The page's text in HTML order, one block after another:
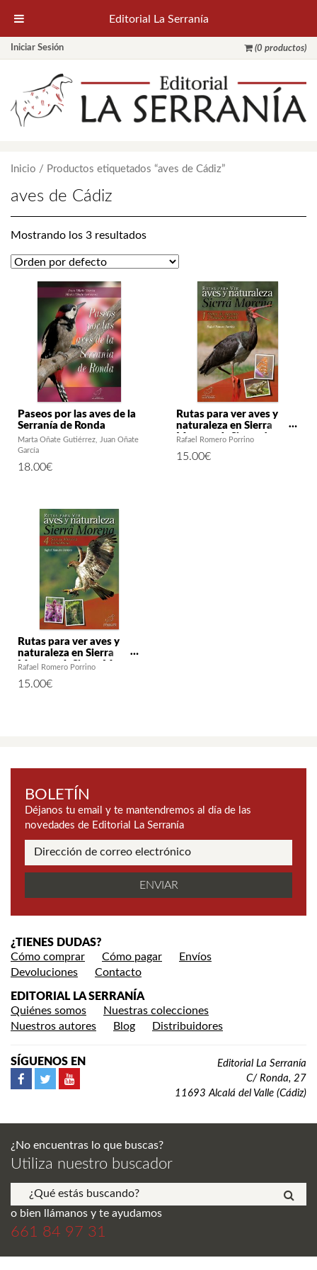
Iniciar Sesión (0 productos)
Inicio / Productos etiquetados “aves de Cádiz”
aves de Cádiz
Mostrando los 3 resultados
Paseos por las aves de la
Serranía de Ronda
Marta Oñate Gutiérrez
Juan Oñate
García
18.00€
Rutas para ver aves y
naturaleza en Sierra
Morena. 1: Sierra de
Aroche
Rafael Romero Porrino
15.00€
Rutas para ver aves y
naturaleza en Sierra
Morena. 4: Sierra Morena
Rafael Romero Porrino
15.00€
BOLETÍN
Déjanos tu email y te mantendremos al día de las
novedades de Editorial La Serranía
¿TIENES DUDAS?
Cómo comprar
Cómo pagar
Envíos
Devoluciones
Contacto
EDITORIAL LA SERRANÍA
Quiénes somos
Nuestras colecciones
Nuestros autores
Blog Distribuidores
SÍGUENOS EN
Editorial La Serranía
C/ Ronda, 27
11693 Alcalá del Valle (Cádiz)
¿No encuentras lo que buscas?
Utiliza nuestro buscador
o bien llámanos y te ayudamos
661 84 97 31
Editorial La Serranía